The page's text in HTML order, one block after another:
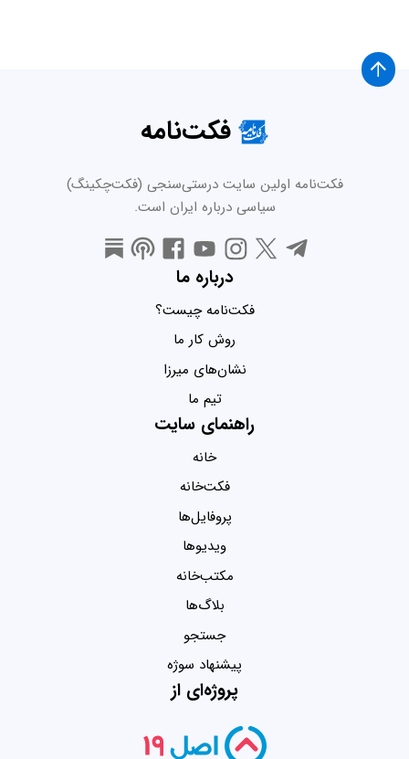
فکت‌نامه
فکت‌نامه اولین سایت درستی‌سنجی (فکت‌چکینگ)
سیاسی درباره ایران است.
درباره ما
فکت‌نامه چیست؟
روش کار ما
نشان‌های میرزا
تیم ما
راهنمای سایت
خانه
فکت‌خانه
پروفایل‌ها
ویدیو‌ها
مکتب‌خانه
بلاگ‌ها
جستجو
پیشنهاد سوژه
پروژه‌ای از